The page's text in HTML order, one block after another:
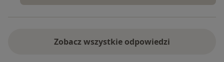
Zobacz wszystkie odpowiedzi